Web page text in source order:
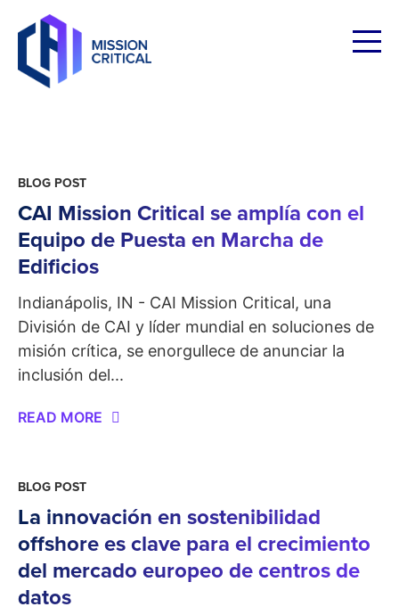
content
BLOG POST
CAI Mission Critical se amplía con el
Equipo de Puesta en Marcha de
Edificios
Indianápolis, IN - CAI Mission Critical, una
División de CAI y líder mundial en soluciones de
misión crítica, se enorgullece de anunciar la
inclusión del...
READ MORE
BLOG POST
La innovación en sostenibilidad
offshore es clave para el crecimiento
del mercado europeo de centros de
datos